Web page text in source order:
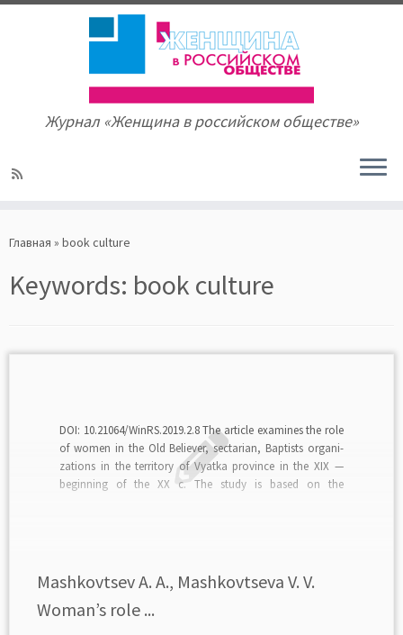
to
Журнал «Женщина в российском обществе»
Главная » book culture
Keywords: book culture
DOI: 10.21064/WinRS.2019.2.8 The article examines the role
of women in the Old Believer, sectarian, Baptists organi-
zations in the territory of Vyatka province in the XIX —
beginning of the XX c. The study is based on the
Mashkovtsev A. A., Mashkovtseva V. V.
Woman’s role ...